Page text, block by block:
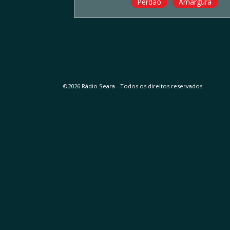
©2026 Rádio Seara - Todos os direitos reservados.